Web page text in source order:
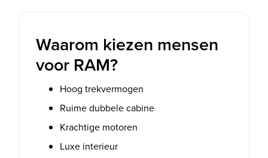
Waarom kiezen mensen
voor RAM?
Hoog trekvermogen
Ruime dubbele cabine
Krachtige motoren
Luxe interieur